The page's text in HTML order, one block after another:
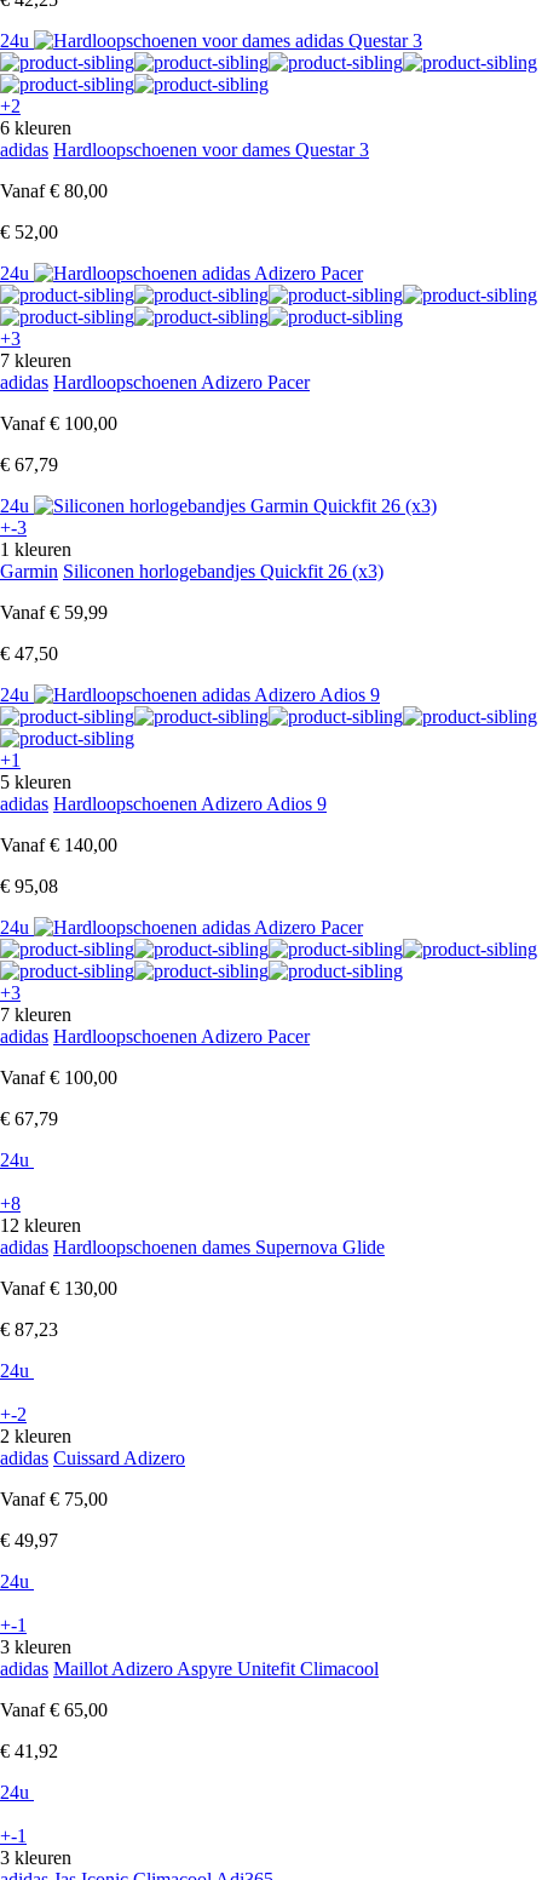
24u
+2
6 kleuren
adidas Hardloopschoenen voor dames Questar 3
Vanaf € 80,00
€ 52,00
24u
+3
7 kleuren
adidas Hardloopschoenen Adizero Pacer
Vanaf € 100,00
€ 67,79
24u
+-3
1 kleuren
Garmin Siliconen horlogebandjes Quickfit 26 (x3)
Vanaf € 59,99
€ 47,50
24u
+1
5 kleuren
adidas Hardloopschoenen Adizero Adios 9
Vanaf € 140,00
€ 95,08
24u
+3
7 kleuren
adidas Hardloopschoenen Adizero Pacer
Vanaf € 100,00
€ 67,79
24u
+8
12 kleuren
adidas Hardloopschoenen dames Supernova Glide
Vanaf € 130,00
€ 87,23
24u
+-2
2 kleuren
adidas Cuissard Adizero
Vanaf € 75,00
€ 49,97
24u
+-1
3 kleuren
adidas Maillot Adizero Aspyre Unitefit Climacool
Vanaf € 65,00
€ 41,92
24u
+-1
3 kleuren